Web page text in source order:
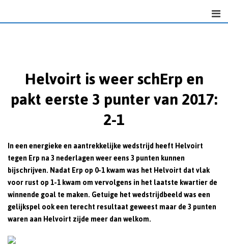
Helvoirt is weer schErp en
pakt eerste 3 punter van 2017:
2-1
In een energieke en aantrekkelijke wedstrijd heeft Helvoirt
tegen Erp na 3 nederlagen weer eens 3 punten kunnen
bijschrijven. Nadat Erp op 0-1 kwam was het Helvoirt dat vlak
voor rust op 1-1 kwam om vervolgens in het laatste kwartier de
winnende goal te maken. Getuige het wedstrijdbeeld was een
gelijkspel ook een terecht resultaat geweest maar de 3 punten
waren aan Helvoirt zijde meer dan welkom.